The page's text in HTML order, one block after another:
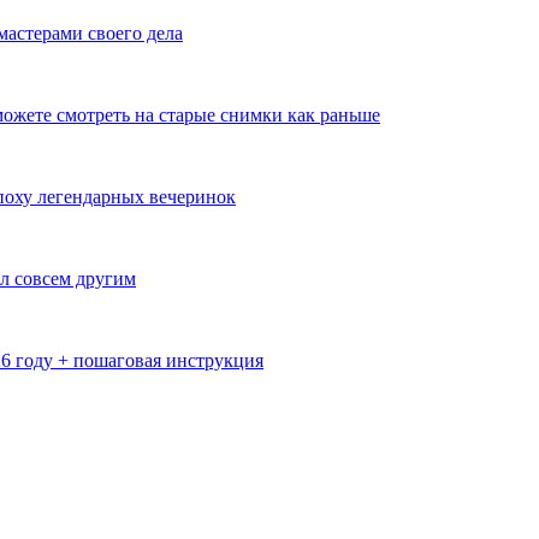
своего дела
смотреть на старые снимки как раньше
легендарных вечеринок
совсем другим
году + пошаговая инструкция